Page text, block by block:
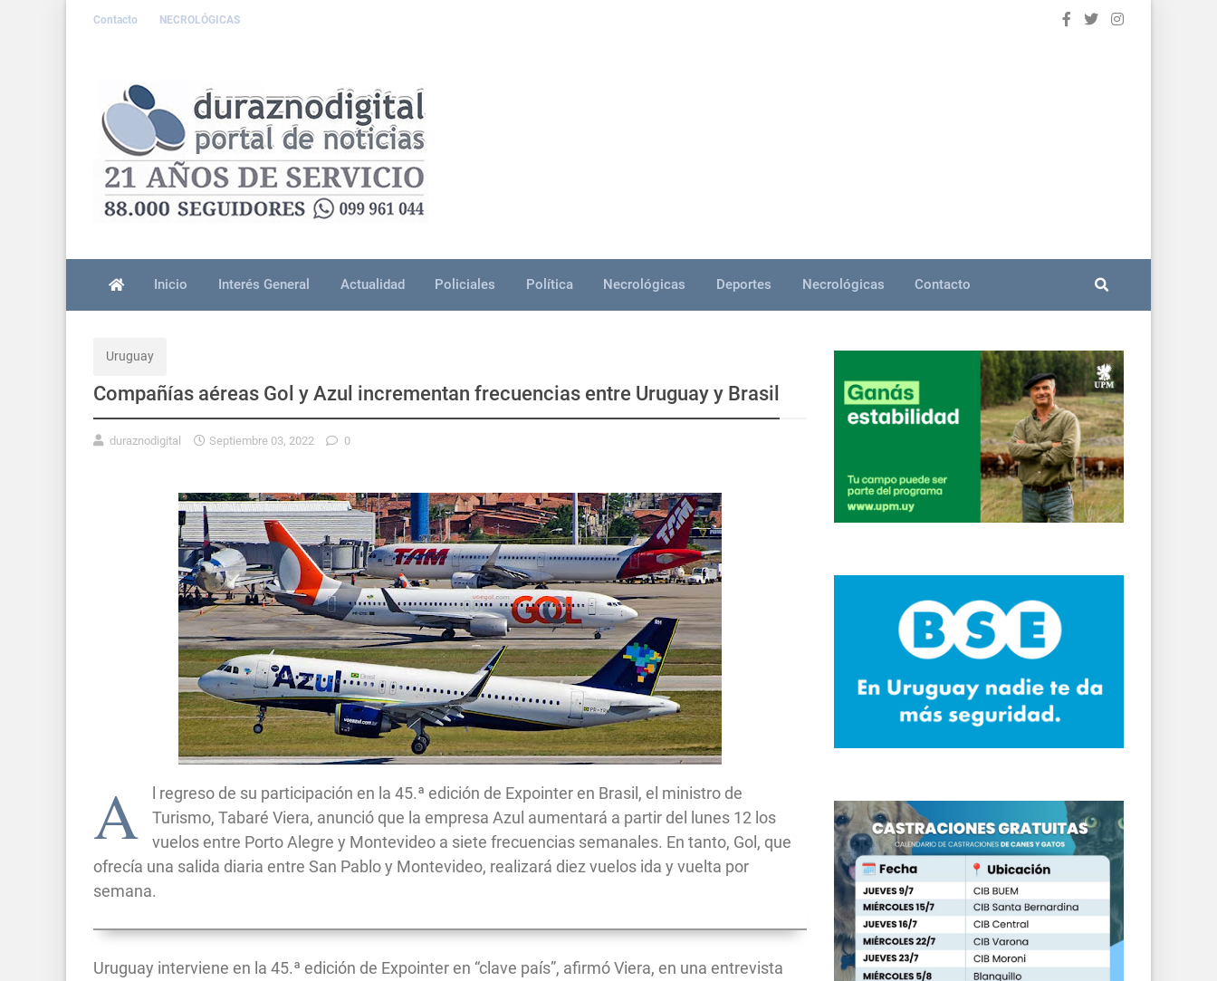
Contacto NECROLÓGICAS
Inicio Interés General Actualidad Policiales Política Necrológicas Deportes Necrológicas Contacto
Uruguay
Compañías aéreas Gol y Azul incrementan frecuencias entre Uruguay y Brasil
duraznodigital Septiembre 03, 2022 0
A
l regreso de su participación en la 45.ª edición de Expointer en Brasil, el ministro de
Turismo, Tabaré Viera, anunció que la empresa Azul aumentará a partir del lunes 12 los
vuelos entre Porto Alegre y Montevideo a siete frecuencias semanales. En tanto, Gol, que
ofrecía una salida diaria entre San Pablo y Montevideo, realizará diez vuelos ida y vuelta por
semana.
Uruguay interviene en la 45.ª edición de Expointer en “clave país”, afirmó Viera, en una entrevista